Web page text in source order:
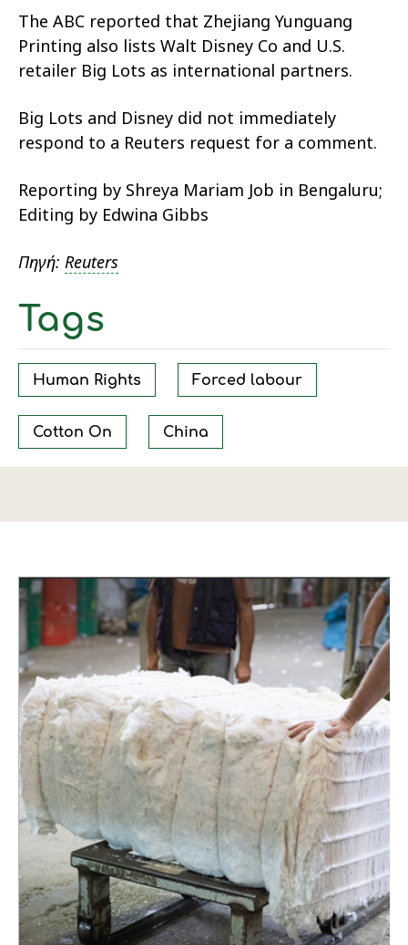
The ABC reported that Zhejiang Yunguang
Printing also lists Walt Disney Co and U.S.
retailer Big Lots as international partners.
Big Lots and Disney did not immediately
respond to a Reuters request for a comment.
Reporting by Shreya Mariam Job in Bengaluru;
Editing by Edwina Gibbs
Πηγή: Reuters
Tags
Human Rights Forced labour
Cotton On China